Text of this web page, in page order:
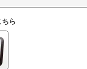
ら